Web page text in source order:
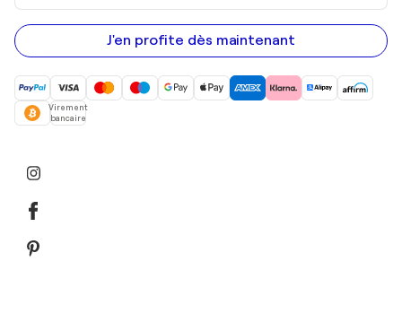
adresse
e-
mail
J'en profite dès maintenant
Virement
bancaire